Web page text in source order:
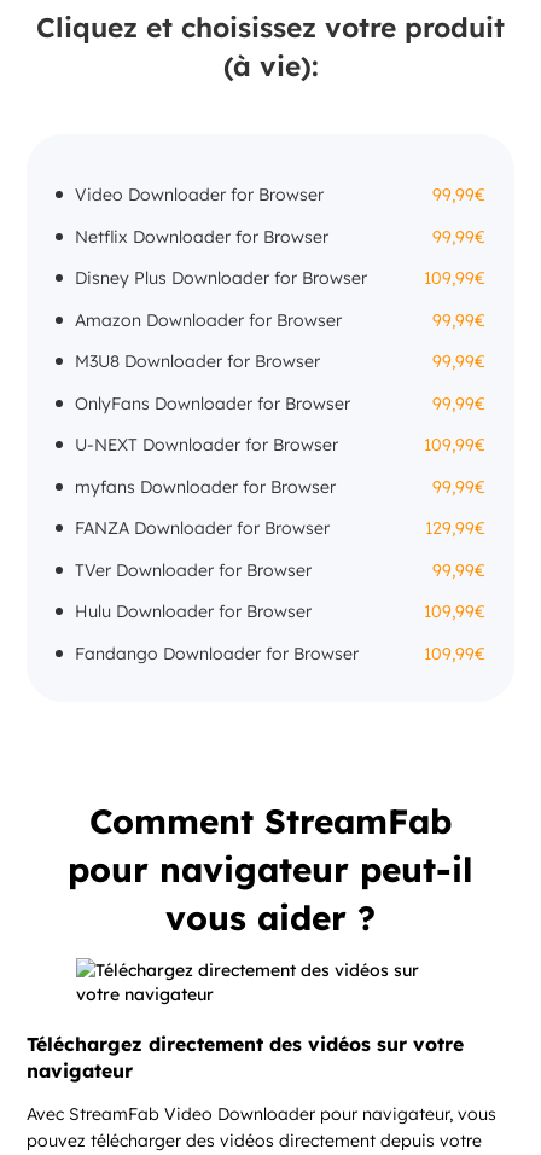
Cliquez et choisissez votre produit
(à vie):
Video Downloader for Browser
99,99€
Netflix Downloader for Browser
99,99€
Disney Plus Downloader for Browser
109,99€
Amazon Downloader for Browser
99,99€
M3U8 Downloader for Browser
99,99€
OnlyFans Downloader for Browser
99,99€
U-NEXT Downloader for Browser
109,99€
myfans Downloader for Browser
99,99€
FANZA Downloader for Browser
129,99€
TVer Downloader for Browser
99,99€
Hulu Downloader for Browser
109,99€
Fandango Downloader for Browser
109,99€
Comment StreamFab
pour navigateur peut-il
vous aider ?
Téléchargez directement des vidéos sur votre
navigateur
Avec StreamFab Video Downloader pour navigateur, vous
pouvez télécharger des vidéos directement depuis votre